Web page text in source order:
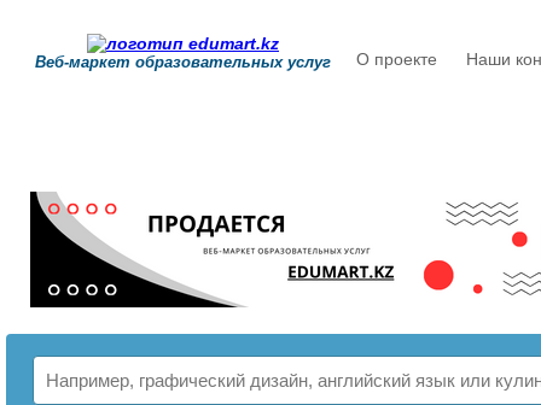
Веб-маркет образовательных услуг О проекте Наши